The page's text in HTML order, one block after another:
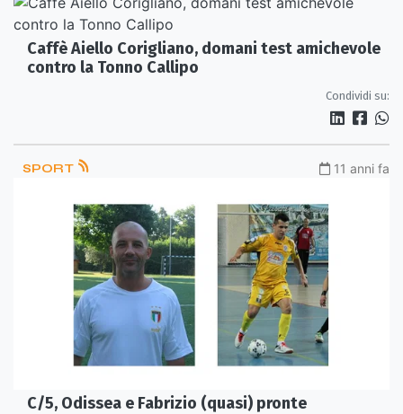
Caffè Aiello Corigliano, domani test amichevole
contro la Tonno Callipo
Condividi su:
SPORT 11 anni fa
C/5, Odissea e Fabrizio (quasi) pronte